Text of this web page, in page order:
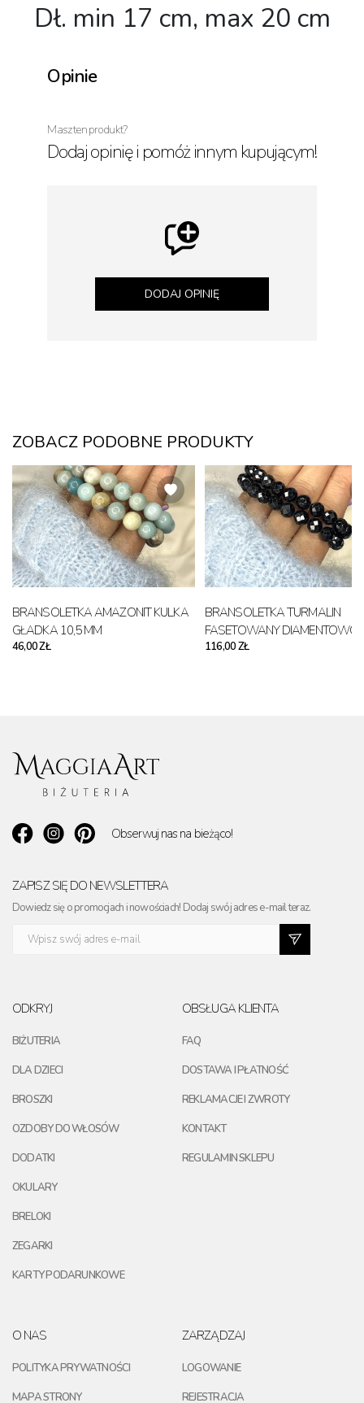
Opinie
Masz ten produkt?
Dodaj opinię i pomóż innym kupującym!
DODAJ OPINIĘ
Dł. min 17 cm, max 20 cm
ZOBACZ PODOBNE PRODUKTY
BRANSOLETKA AMAZONIT KULKA
GŁADKA 10,5 MM
46,00 ZŁ
BRANSOLETKA TURMALIN
FASETOWANY DIAMENTOWO
MM
116,00 ZŁ
Obserwuj nas na bieżąco!
ZAPISZ SIĘ DO NEWSLETTERA
Dowiedz się o promocjach i nowościach! Dodaj swój adres e-mail teraz.
ODKRYJ
BIŻUTERIA
DLA DZIECI
BROSZKI
OZDOBY DO WŁOSÓW
DODATKI
OKULARY
BRELOKI
ZEGARKI
KARTY PODARUNKOWE
OBSŁUGA KLIENTA
FAQ
DOSTAWA I PŁATNOŚĆ
REKLAMACJE I ZWROTY
KONTAKT
REGULAMIN SKLEPU
O NAS
POLITYKA PRYWATNOŚCI
MAPA STRONY
ZARZĄDZAJ
LOGOWANIE
REJESTRACJA